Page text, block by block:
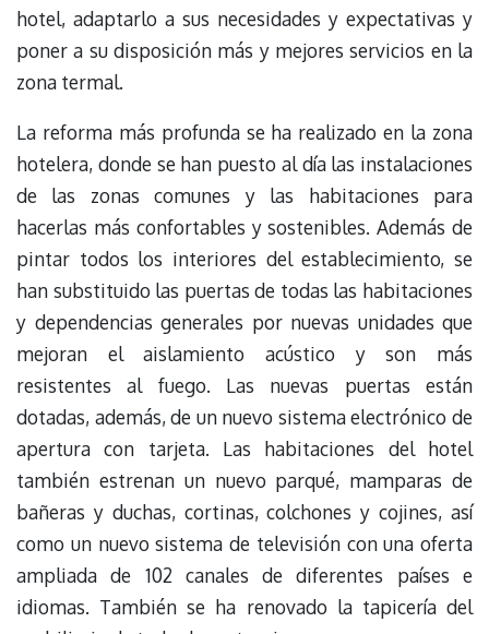
hotel, adaptarlo a sus necesidades y expectativas y
poner a su disposición más y mejores servicios en la
zona termal.
La reforma más profunda se ha realizado en la zona
hotelera, donde se han puesto al día las instalaciones
de las zonas comunes y las habitaciones para
hacerlas más confortables y sostenibles. Además de
pintar todos los interiores del establecimiento, se
han substituido las puertas de todas las habitaciones
y dependencias generales por nuevas unidades que
mejoran el aislamiento acústico y son más
resistentes al fuego. Las nuevas puertas están
dotadas, además, de un nuevo sistema electrónico de
apertura con tarjeta. Las habitaciones del hotel
también estrenan un nuevo parqué, mamparas de
bañeras y duchas, cortinas, colchones y cojines, así
como un nuevo sistema de televisión con una oferta
ampliada de 102 canales de diferentes países e
idiomas. También se ha renovado la tapicería del